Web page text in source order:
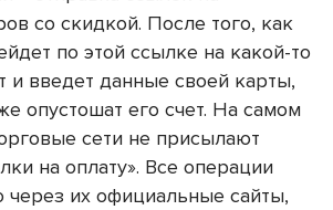
со скидкой. После того, как
по этой ссылке на какой-то
и введет данные своей карты,
опустошат его счет. На самом
сети не присылают
на оплату». Все операции
через их официальные сайты,